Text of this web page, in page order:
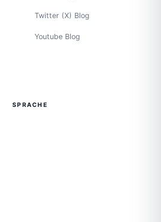
Twitter (X) Blog
Youtube Blog
SPRACHE